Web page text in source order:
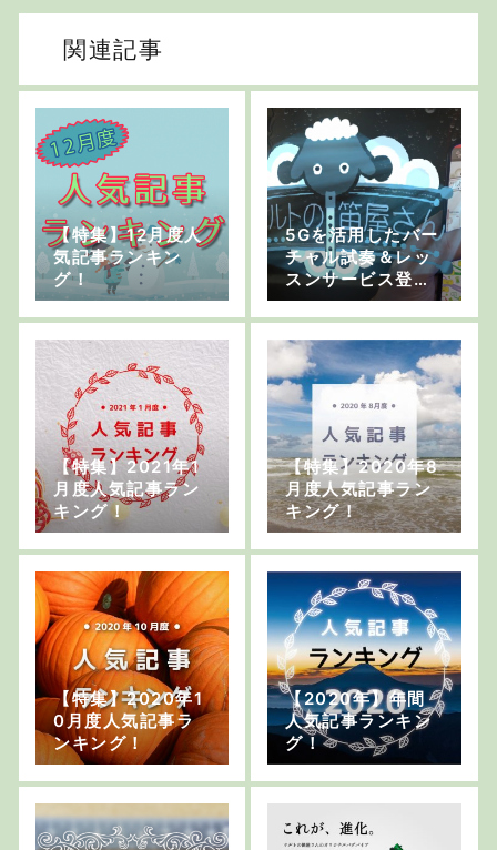
関連記事
【特集】12月度人
気記事ランキン
グ！
5Gを活用したバー
チャル試奏＆レッ
スンサービス登
場！
【特集】2021年1
月度人気記事ラン
キング！
【特集】2020年8
月度人気記事ラン
キング！
【特集】2020年1
0月度人気記事ラ
ンキング！
【2020年】年間
人気記事ランキン
グ！